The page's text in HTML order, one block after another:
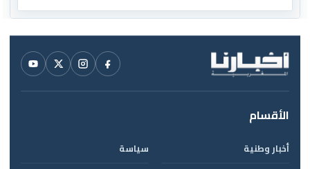
الأقسام
أخبار وطنية
سياسة